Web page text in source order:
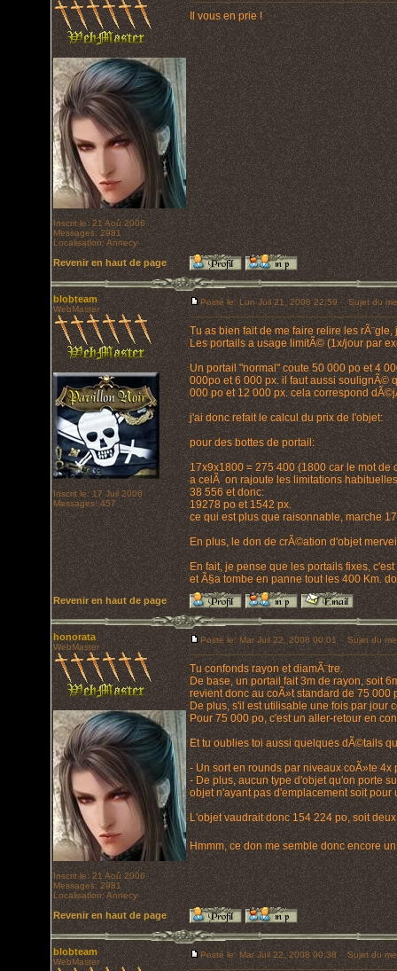
Inscrit le: 21 Aoû 2006
Messages: 2981
Localisation: Annecy
Il vous en prie !
Revenir en haut de page
blobteam
WebMaster
Inscrit le: 17 Juil 2006
Messages: 457
Posté le: Lun Juil 21, 2008 22:59 Sujet du
Tu as bien fait de me faire relire les
Les portails a usage limitÃ© (1x/jour par
Un portail "normal" coute 50 000 po et 4
000po et 6 000 px. il faut aussi soulignÃ©
000 po et 12 000 px. cela correspond
j'ai donc refait le calcul du prix de l'objet:
pour des bottes de portail:
17x9x1800 = 275 400 (1800 car le mot de
a celÃ on rajoute les limitations
38 556 et donc:
19278 po et 1542 px.
ce qui est plus que raisonnable, marche
En plus, le don de crÃ©ation d'objet
En fait, je pense que les portails fixes,
et Ã§a tombe en panne tout les 400 Km.
Revenir en haut de page
honorata
WebMaster
Inscrit le: 21 Aoû 2006
Messages: 2981
Localisation: Annecy
Posté le: Mar Juil 22, 2008 00:01 Sujet du
Tu confonds rayon et diamÃ¨tre.
De base, un portail fait 3m de rayon, soit
revient donc au coÃ»t standard de 75 000
De plus, s'il est utilisable une fois par jour
Pour 75 000 po, c'est un aller-retour en
Et tu oublies toi aussi quelques dÃ©tails
- Un sort en rounds par niveaux coÃ»te 4x
- De plus, aucun type d'objet qu'on porte
objet n'ayant pas d'emplacement soit pour
L'objet vaudrait donc 154 224 po, soit
Hmmm, ce don me semble donc encore
Revenir en haut de page
blobteam
WebMaster
Posté le: Mar Juil 22, 2008 00:38 Sujet du